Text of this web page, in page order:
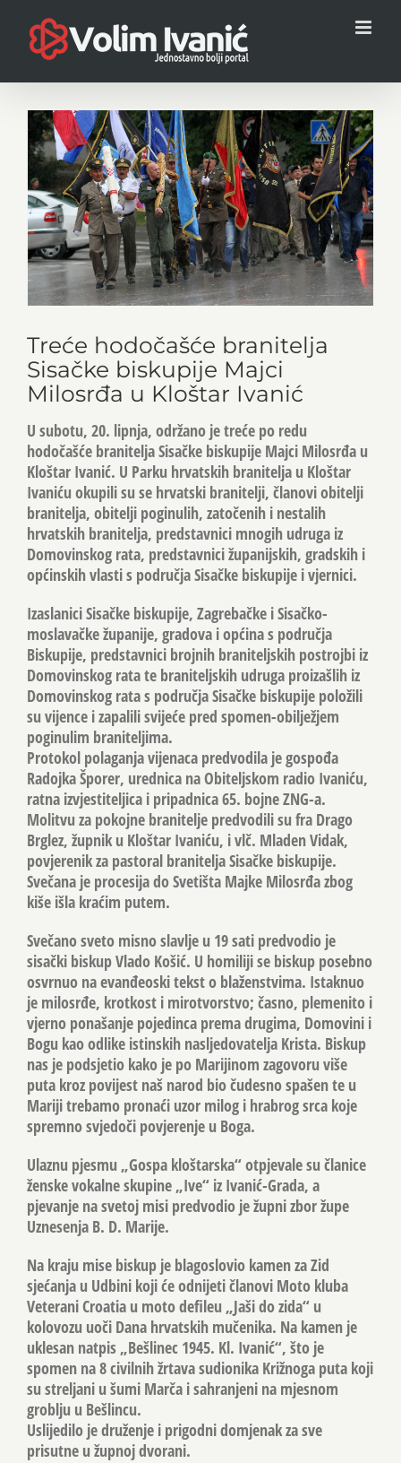
content
View
Larger
Image
Treće hodočašće branitelja
Sisačke biskupije Majci
Milosrđa u Kloštar Ivanić
U subotu, 20. lipnja, održano je treće po redu
hodočašće branitelja Sisačke biskupije Majci Milosrđa u
Kloštar Ivanić. U Parku hrvatskih branitelja u Kloštar
Ivaniću okupili su se hrvatski branitelji, članovi obitelji
branitelja, obitelji poginulih, zatočenih i nestalih
hrvatskih branitelja, predstavnici mnogih udruga iz
Domovinskog rata, predstavnici županijskih, gradskih i
općinskih vlasti s područja Sisačke biskupije i vjernici.
Izaslanici Sisačke biskupije, Zagrebačke i Sisačko-
moslavačke županije, gradova i općina s područja
Biskupije, predstavnici brojnih braniteljskih postrojbi iz
Domovinskog rata te braniteljskih udruga proizašlih iz
Domovinskog rata s područja Sisačke biskupije položili
su vijence i zapalili svijeće pred spomen-obilježjem
poginulim braniteljima.
Protokol polaganja vijenaca predvodila je gospođa
Radojka Šporer, urednica na Obiteljskom radio Ivaniću,
ratna izvjestiteljica i pripadnica 65. bojne ZNG-a.
Molitvu za pokojne branitelje predvodili su fra Drago
Brglez, župnik u Kloštar Ivaniću, i vlč. Mladen Vidak,
povjerenik za pastoral branitelja Sisačke biskupije.
Svečana je procesija do Svetišta Majke Milosrđa zbog
kiše išla kraćim putem.
Svečano sveto misno slavlje u 19 sati predvodio je
sisački biskup Vlado Košić. U homiliji se biskup posebno
osvrnuo na evanđeoski tekst o blaženstvima. Istaknuo
je milosrđe, krotkost i mirotvorstvo; časno, plemenito i
vjerno ponašanje pojedinca prema drugima, Domovini i
Bogu kao odlike istinskih nasljedovatelja Krista. Biskup
nas je podsjetio kako je po Marijinom zagovoru više
puta kroz povijest naš narod bio čudesno spašen te u
Mariji trebamo pronaći uzor milog i hrabrog srca koje
spremno svjedoči povjerenje u Boga.
Ulaznu pjesmu „Gospa kloštarska“ otpjevale su članice
ženske vokalne skupine „Ive“ iz Ivanić-Grada, a
pjevanje na svetoj misi predvodio je župni zbor župe
Uznesenja B. D. Marije.
Na kraju mise biskup je blagoslovio kamen za Zid
sjećanja u Udbini koji će odnijeti članovi Moto kluba
Veterani Croatia u moto defileu „Jaši do zida“ u
kolovozu uoči Dana hrvatskih mučenika. Na kamen je
uklesan natpis „Bešlinec 1945. Kl. Ivanić“, što je
spomen na 8 civilnih žrtava sudionika Križnoga puta koji
su streljani u šumi Marča i sahranjeni na mjesnom
groblju u Bešlincu.
Uslijedilo je druženje i prigodni domjenak za sve
prisutne u župnoj dvorani.